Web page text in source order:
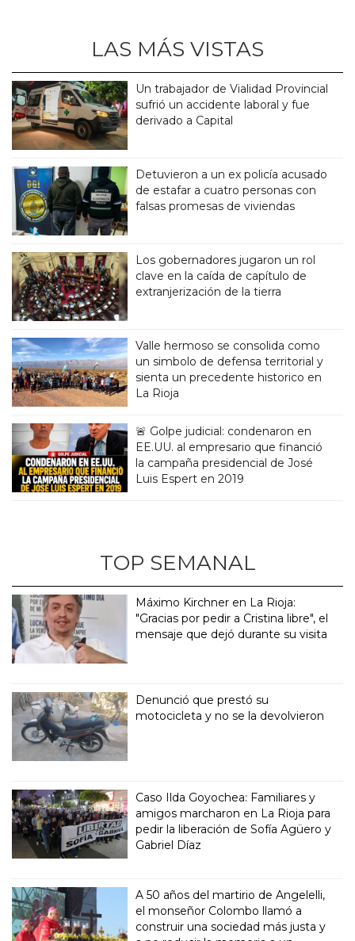
LAS MÁS VISTAS
Un trabajador de Vialidad Provincial
sufrió un accidente laboral y fue
derivado a Capital
Detuvieron a un ex policía acusado
de estafar a cuatro personas con
falsas promesas de viviendas
Los gobernadores jugaron un rol
clave en la caída de capítulo de
extranjerización de la tierra
Valle hermoso se consolida como
un simbolo de defensa territorial y
sienta un precedente historico en
La Rioja
🚨 Golpe judicial: condenaron en
EE.UU. al empresario que financió
la campaña presidencial de José
Luis Espert en 2019
TOP SEMANAL
Máximo Kirchner en La Rioja:
"Gracias por pedir a Cristina libre", el
mensaje que dejó durante su visita
Denunció que prestó su
motocicleta y no se la devolvieron
Caso Ilda Goyochea: Familiares y
amigos marcharon en La Rioja para
pedir la liberación de Sofía Agüero y
Gabriel Díaz
A 50 años del martirio de Angelelli,
el monseñor Colombo llamó a
construir una sociedad más justa y